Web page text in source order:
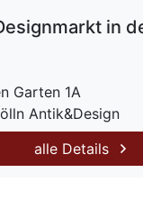
in
Garten 1A
Antik&Design
alle Details